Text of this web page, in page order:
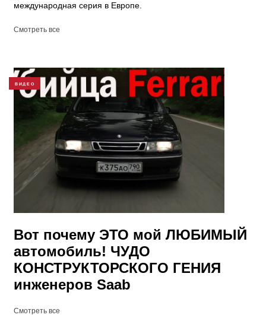
международная серия в Европе.
Смотреть все
ВИДЕО
Вот почему ЭТО мой ЛЮБИМЫЙ
автомобиль! ЧУДО
КОНСТРУКТОРСКОГО ГЕНИЯ
инженеров Saab
Смотреть все